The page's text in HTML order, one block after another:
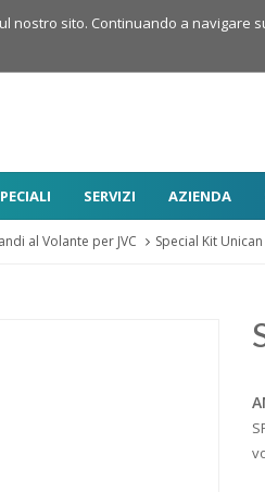
SERVIZI AZIENDA
al Volante per JVC Special Kit
nostro sito. Continuando a navigare